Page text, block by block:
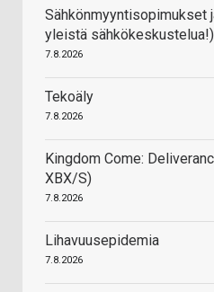
Sähkönmyyntisopimukset
yleistä sähkökeskustelua!)
7.8.2026
Tekoäly
7.8.2026
Kingdom Come:
XBX/S)
7.8.2026
Lihavuusepidemia
7.8.2026